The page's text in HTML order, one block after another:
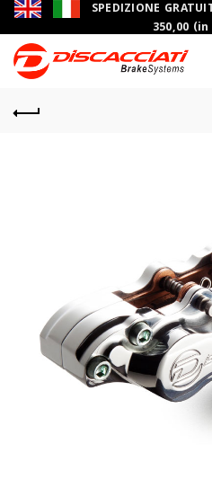
SPEDIZIONE
350,00